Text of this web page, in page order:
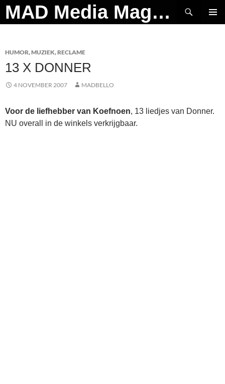
Ga
naar
MAD Media Magazine
Zoeken
HUMOR,MUZIEK,RECLAME
13 X DONNER
4 NOVEMBER 2007 MADBELLO
Voor de liefhebber van Koefnoen, 13 liedjes van Donner.
NU overall in de winkels verkrijgbaar.